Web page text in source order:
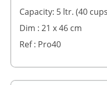
Capacity: 5 ltr. (40
Dim : 21 x 46 cm
Ref : Pro40